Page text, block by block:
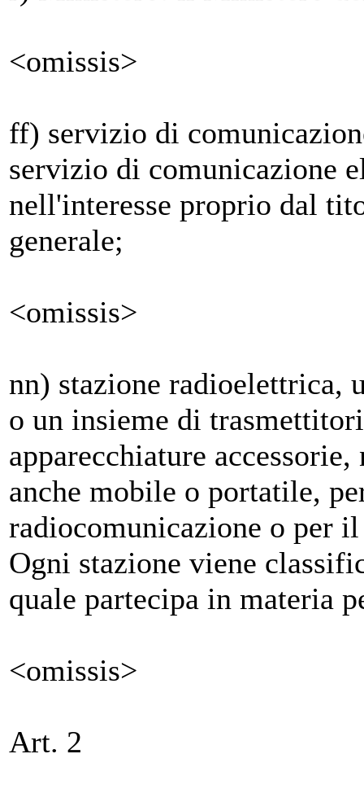
<omissis>
ff) servizio di
servizio di comunicazione
nell'interesse proprio dal
generale;
<omissis>
nn) stazione
o un insieme di
apparecchiature
anche mobile o portatile,
radiocomunicazione o per
Ogni stazione viene
quale partecipa in materia
<omissis>
Art. 2